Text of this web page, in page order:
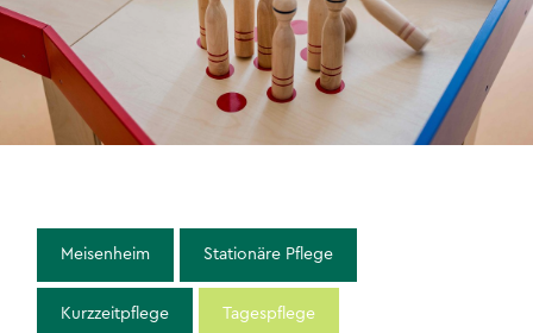
Kontakt & Anfahrt
Meisenheim Stationäre Pflege
Kurzzeitpflege Tagespflege